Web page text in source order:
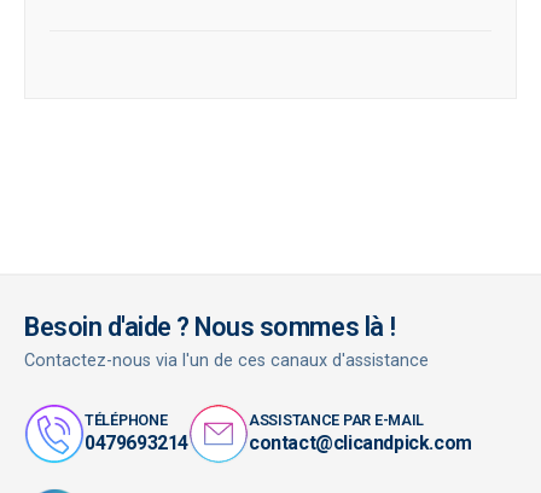
Besoin d'aide ? Nous sommes là !
Contactez-nous via l'un de ces canaux d'assistance
TÉLÉPHONE
0479693214
ASSISTANCE PAR E-MAIL
contact@clicandpick.com